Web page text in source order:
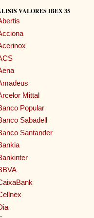
VALORES IBEX 35
Mittal
Popular
Sabadell
Santander